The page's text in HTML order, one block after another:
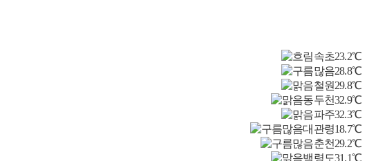
속초23.2℃
28.8℃
철원29.8℃
동두천32.9℃
파주32.3℃
대관령18.7℃
춘천29.2℃
백령도31.1℃